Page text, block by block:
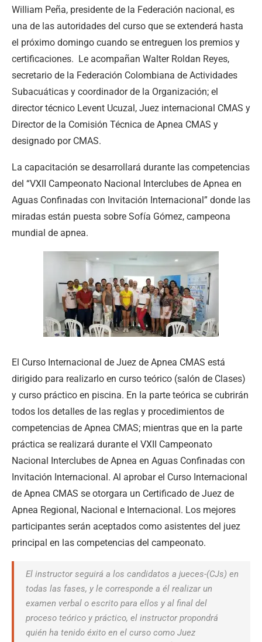
William Peña, presidente de la Federación nacional, es
una de las autoridades del curso que se extenderá hasta
el próximo domingo cuando se entreguen los premios y
certificaciones. Le acompañan Walter Roldan Reyes,
secretario de la Federación Colombiana de Actividades
Subacuáticas y coordinador de la Organización; el
director técnico Levent Ucuzal, Juez internacional CMAS y
Director de la Comisión Técnica de Apnea CMAS y
designado por CMAS.
La capacitación se desarrollará durante las competencias
del “VXII Campeonato Nacional Interclubes de Apnea en
Aguas Confinadas con Invitación Internacional” donde las
miradas están puesta sobre Sofía Gómez, campeona
mundial de apnea.
El Curso Internacional de Juez de Apnea CMAS está
dirigido para realizarlo en curso teórico (salón de Clases)
y curso práctico en piscina. En la parte teórica se cubrirán
todos los detalles de las reglas y procedimientos de
competencias de Apnea CMAS; mientras que en la parte
práctica se realizará durante el VXII Campeonato
Nacional Interclubes de Apnea en Aguas Confinadas con
Invitación Internacional. Al aprobar el Curso Internacional
de Apnea CMAS se otorgara un Certificado de Juez de
Apnea Regional, Nacional e Internacional. Los mejores
participantes serán aceptados como asistentes del juez
principal en las competencias del campeonato.
El instructor seguirá a los candidatos a jueces-(CJs) en
todas las fases, y le corresponde a él realizar un
examen verbal o escrito para ellos y al final del
proceso teórico y práctico, el instructor propondrá
quién ha tenido éxito en el curso como Juez